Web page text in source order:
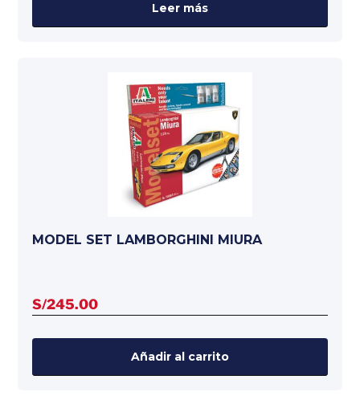
Leer más
MODEL SET LAMBORGHINI MIURA
S/245.00
Añadir al carrito